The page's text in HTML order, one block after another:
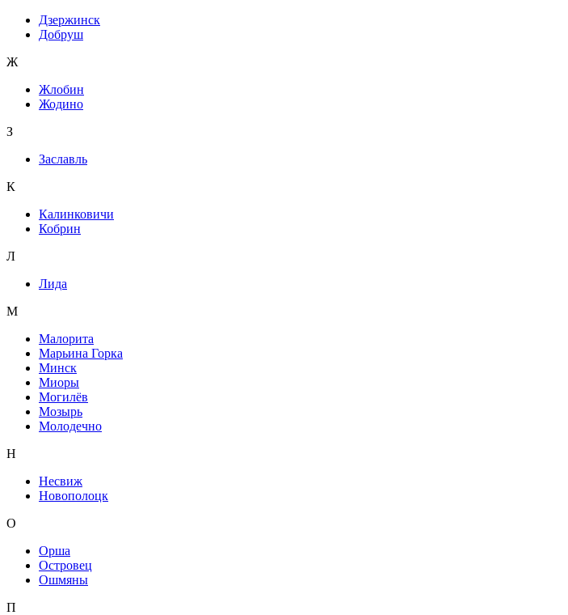
Дзержинск
Добруш
Ж
Жлобин
Жодино
З
Заславль
К
Калинковичи
Кобрин
Л
Лида
М
Малорита
Марьина Горка
Минск
Миоры
Могилёв
Мозырь
Молодечно
Н
Несвиж
Новополоцк
О
Орша
Островец
Ошмяны
П